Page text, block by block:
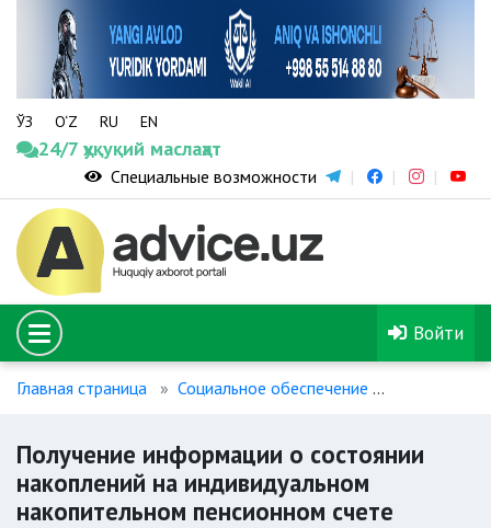
ЎЗ O‘Z RU EN
24/7 ҳуқуқий маслаҳат
Специальные возможности
Войти
Главная страница Социальное обеспечение
Получение информации о состоянии
накоплений на индивидуальном
накопительном пенсионном счете